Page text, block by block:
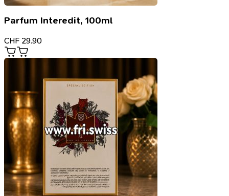
Parfum Interedit, 100ml
CHF 29.90